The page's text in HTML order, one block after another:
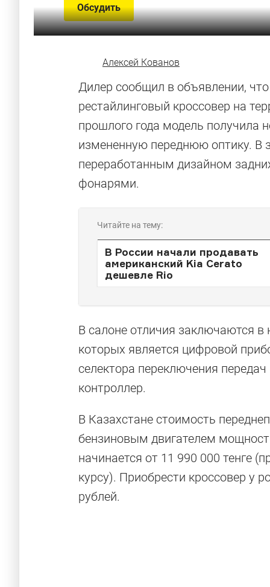
Обсудить
Алексей Кованов
Дилер сообщил в объявлении,
рестайлинговый кроссовер на
прошлого года модель получила
измененную переднюю оптику. В
переработанным дизайном
фонарями.
Читайте на тему:
В России начали продавать
американский Kia Cerato
дешевле Rio
В салоне отличия заключаются
которых является цифровой
селектора переключения
контроллер.
В Казахстане стоимость
бензиновым двигателем
начинается от 11 990 000 тенге
курсу). Приобрести кроссовер у
рублей.